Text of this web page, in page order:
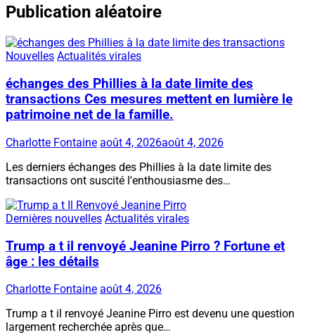
Publication aléatoire
Nouvelles Actualités virales
échanges des Phillies à la date limite des
transactions Ces mesures mettent en lumière le
patrimoine net de la famille.
Charlotte Fontaine août 4, 2026août 4, 2026
Les derniers échanges des Phillies à la date limite des
transactions ont suscité l'enthousiasme des…
Dernières nouvelles Actualités virales
Trump a t il renvoyé Jeanine Pirro ? Fortune et
âge : les détails
Charlotte Fontaine août 4, 2026
Trump a t il renvoyé Jeanine Pirro est devenu une question
largement recherchée après que…